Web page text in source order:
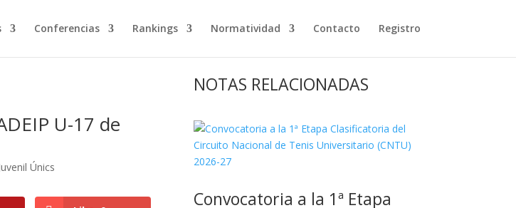
Conferencias Rankings Normatividad Contacto Registro
U-17 de
Únics
NOTAS RELACIONADAS
Convocatoria a la 1ª Etapa